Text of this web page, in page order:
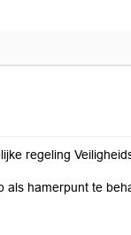
regeling
als hamerpunt te